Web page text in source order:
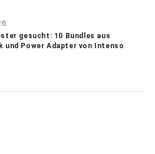
gesucht: 10 Bundles aus
und Power Adapter von Intenso